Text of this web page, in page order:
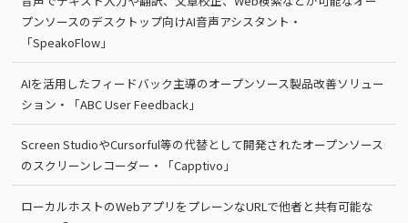
プンソースのデスクトップ向けAI音声アシスタント・
「SpeakoFlow」
AIを活用したフィードバック主導のオープンソース製品改善ソリュー
ション・「ABC User Feedback」
Screen StudioやCursorful等の代替として開発されたオープンソース
のスクリーンレコーダー・「Capptivo」
ローカルホストのWebアプリをプレーンなURLで他者と共有可能な